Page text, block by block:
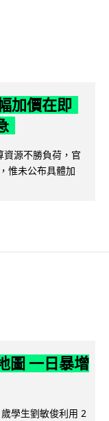
加價在即
源不勝負荷，官
惟未公布具體加
圖 一日暴增
學生劉敏俊利用 2